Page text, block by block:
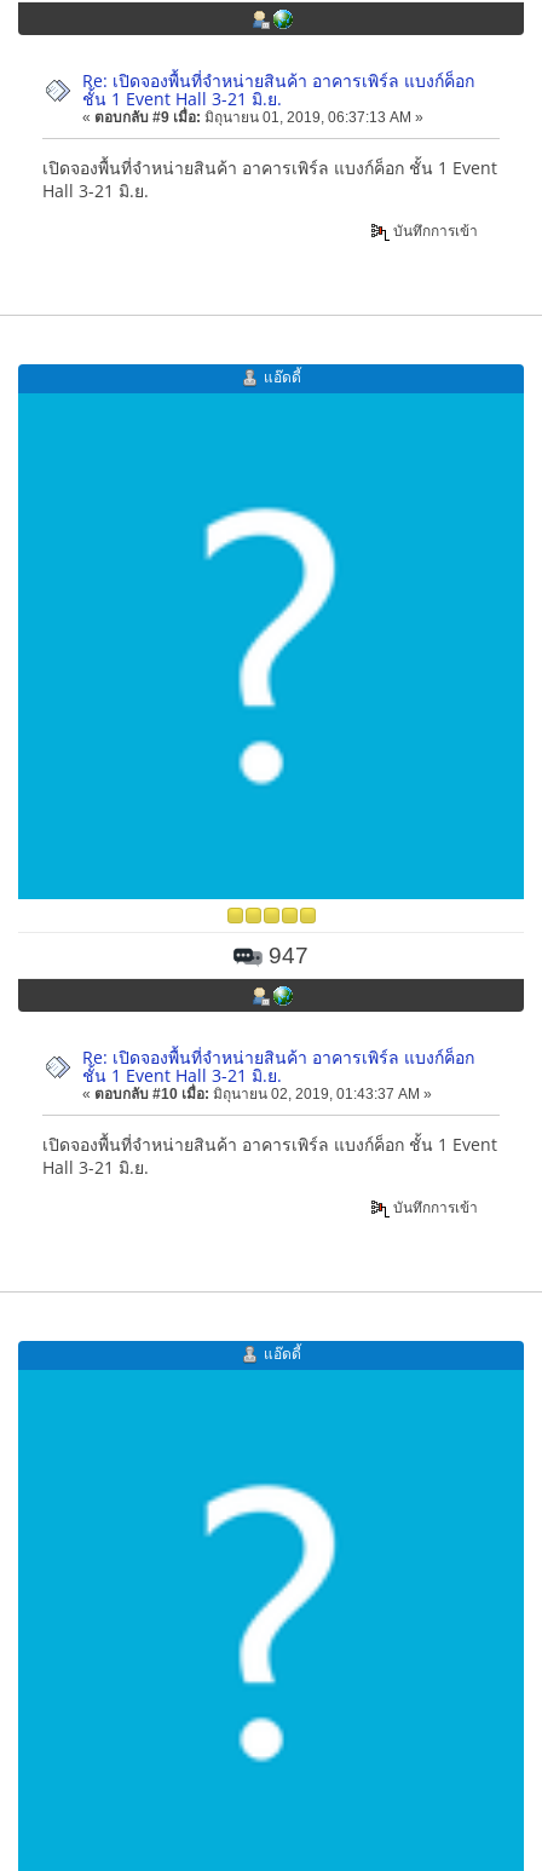
Re: เปิดจองพื้นที่จำหน่ายสินค้า อาคารเพิร์ล แบงก์ค็อก
ชั้น 1 Event Hall 3-21 มิ.ย.
« ตอบกลับ #9 เมื่อ: มิถุนายน 01, 2019, 06:37:13 AM »
เปิดจองพื้นที่จำหน่ายสินค้า อาคารเพิร์ล แบงก์ค็อก ชั้น 1 Event
Hall 3-21 มิ.ย.
บันทึกการเข้า
แอ๊ดดี้
947
Re: เปิดจองพื้นที่จำหน่ายสินค้า อาคารเพิร์ล แบงก์ค็อก
ชั้น 1 Event Hall 3-21 มิ.ย.
« ตอบกลับ #10 เมื่อ: มิถุนายน 02, 2019, 01:43:37 AM »
เปิดจองพื้นที่จำหน่ายสินค้า อาคารเพิร์ล แบงก์ค็อก ชั้น 1 Event
Hall 3-21 มิ.ย.
บันทึกการเข้า
แอ๊ดดี้